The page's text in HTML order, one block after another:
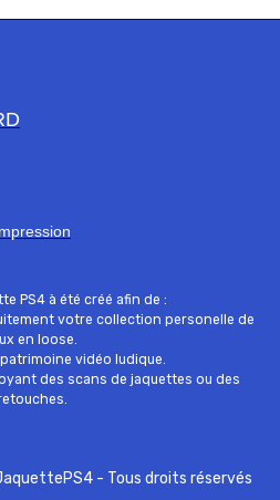
PS4 à été créé afin de :
votre collection personelle de
en loose.
vidéo ludique.
des scans de jaquettes ou des
- Tous droits réservés